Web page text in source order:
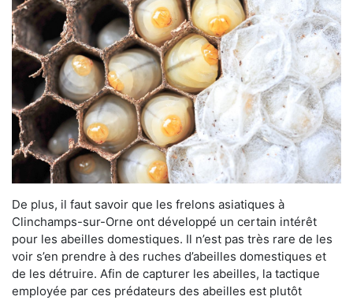
De plus, il faut savoir que les frelons asiatiques à
Clinchamps-sur-Orne ont développé un certain intérêt
pour les abeilles domestiques. Il n’est pas très rare de les
voir s’en prendre à des ruches d’abeilles domestiques et
de les détruire. Afin de capturer les abeilles, la tactique
employée par ces prédateurs des abeilles est plutôt